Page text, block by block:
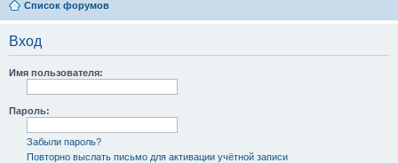
Список форумов
Вход
Имя пользователя:
Пароль:
Забыли пароль?
Повторно выслать письмо для активации учётной записи